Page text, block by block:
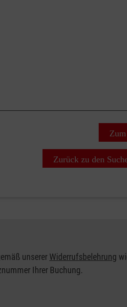
Zurück zu den
unserer Widerrufsbelehrung
Ihrer Buchung.